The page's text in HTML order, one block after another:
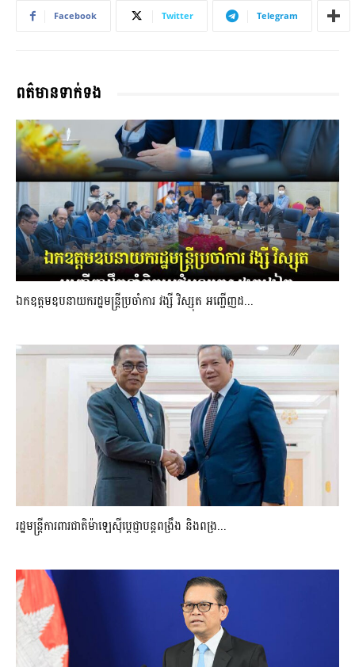
Facebook Twitter Telegram
ពត៌មានទាក់ទង
ឯកឧត្តមឧបនាយករដ្ឋមន្រ្តីប្រចាំការ វង្សី វិស្សុត អញ្ជើញដ...
រដ្ឋមន្ត្រីការពារជាតិម៉ាឡេស៊ីប្ដេជ្ញាបន្តពង្រឹង និងពង្រ...